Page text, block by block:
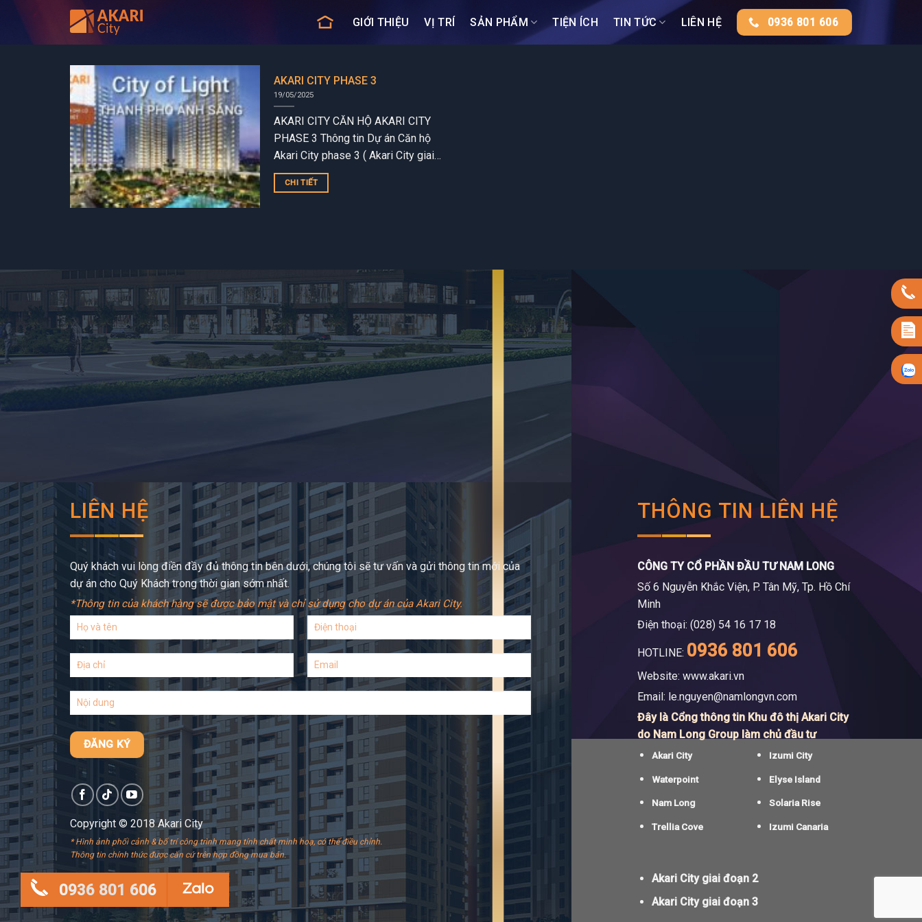
GIỚI THIỆU VỊ TRÍ SẢN PHẨM TIỆN ÍCH TIN TỨC LIÊN HỆ 0936 801 606
AKARI CITY PHASE 3
19/05/2025
AKARI CITY CĂN HỘ AKARI CITY
PHASE 3 Thông tin Dự án Căn hộ
Akari City phase 3 ( Akari City giai
đoạn 3 ) dự án được phát triển...
CHI TIẾT
THÔNG TIN LIÊN HỆ
CÔNG TY CỔ PHẦN ĐẦU TƯ NAM LONG
Số 6 Nguyễn Khắc Viện, P. Tân Mỹ, Tp. Hồ Chí
Minh
Điện thoại: (028) 54 16 17 18
HOTLINE: 0936 801 606
Website: www.akari.vn
Email: le.nguyen@namlongvn.com
Đây là Cổng thông tin Khu đô thị Akari City
do Nam Long Group làm chủ đầu tư
Akari City
Waterpoint
Nam Long
Trellia Cove
Izumi City
Elyse Island
Solaria Rise
Izumi Canaria
Akari City giai đoạn 2
Akari City giai đoạn 3
LIÊN HỆ
Quý khách vui lòng điền đầy đủ thông tin bên dưới, chúng tôi sẽ tư vấn và gửi thông tin mới của
dự án cho Quý Khách trong thời gian sớm nhất.
*Thông tin của khách hàng sẽ được bảo mật và chỉ sử dụng cho dự án của Akari City.
Copyright © 2018 Akari City
* Hình ảnh phối cảnh & bố trí công trình mang tính chất minh hoạ, có thể điều chỉnh.
Thông tin chính thức được căn cứ trên hợp đồng mua bán.
0936 801 606